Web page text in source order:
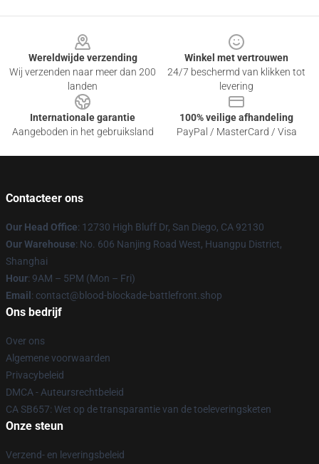
Wereldwijde verzending
Wij verzenden naar meer dan 200
landen
Winkel met vertrouwen
24/7 beschermd van klikken tot
levering
Internationale garantie
Aangeboden in het gebruiksland
100% veilige afhandeling
PayPal / MasterCard / Visa
Contacteer ons
Our Head Office: 12730 High Bluff Dr, San Diego, CA 92130
Our Warehouse: No. 606 Nanjing Road West, Huangpu District,
Shanghai
Hour: 9AM – 5PM (Mon – Fri)
Email : contact@blood-blockade-battlefront.shop
Ons bedrijf
Over ons
Algemene voorwaarden
Privacybeleid
DMCA - Auteursrechtbeleid
CA SB657: Wet op de transparantie van de toeleveringsketen
Onze steun
Verzend- en leveringsbeleid